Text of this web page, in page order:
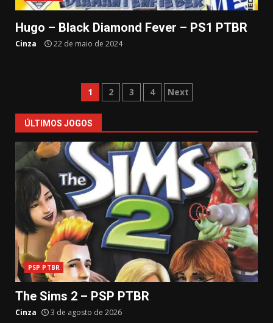
Hugo – Black Diamond Fever – PS1 PTBR
Cinza 22 de maio de 2024
Paginação
de
posts
1 2 3 4 Next
ÚLTIMOS JOGOS
PSP PTBR
The Sims 2 – PSP PTBR
Cinza 3 de agosto de 2026